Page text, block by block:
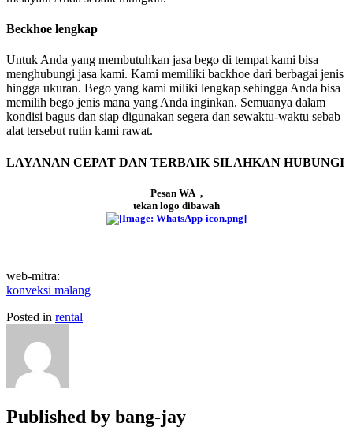
Beckhoe lengkap
Untuk Anda yang membutuhkan jasa bego di tempat kami bisa
menghubungi jasa kami. Kami memiliki backhoe dari berbagai jenis
hingga ukuran. Bego yang kami miliki lengkap sehingga Anda bisa
memilih bego jenis mana yang Anda inginkan. Semuanya dalam
kondisi bagus dan siap digunakan segera dan sewaktu-waktu sebab
alat tersebut rutin kami rawat.
LAYANAN CEPAT DAN TERBAIK SILAHKAN HUBUNGI
Pesan WA ,
tekan logo dibawah
web-mitra:
konveksi malang
Posted in rental
Published by bang-jay